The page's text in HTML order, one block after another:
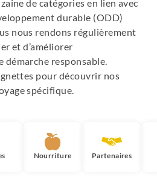
de catégories en lien avec
durable (ODD)
nous rendons régulièrement
et d’améliorer
responsable.
pour découvrir nos
spécifique.
Nourriture Partenaires